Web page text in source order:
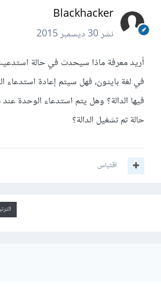
Blackhacker
نشر30 ديسمبر 2015
أريد معرفة ماذا سيحدث في حالة
في لغة بايثون، فهل سيتم إعادة
فيها الدالة؟ وهل يتم استدعاء الوحدة
حالة تم تشغيل الدالة؟
اقتباس